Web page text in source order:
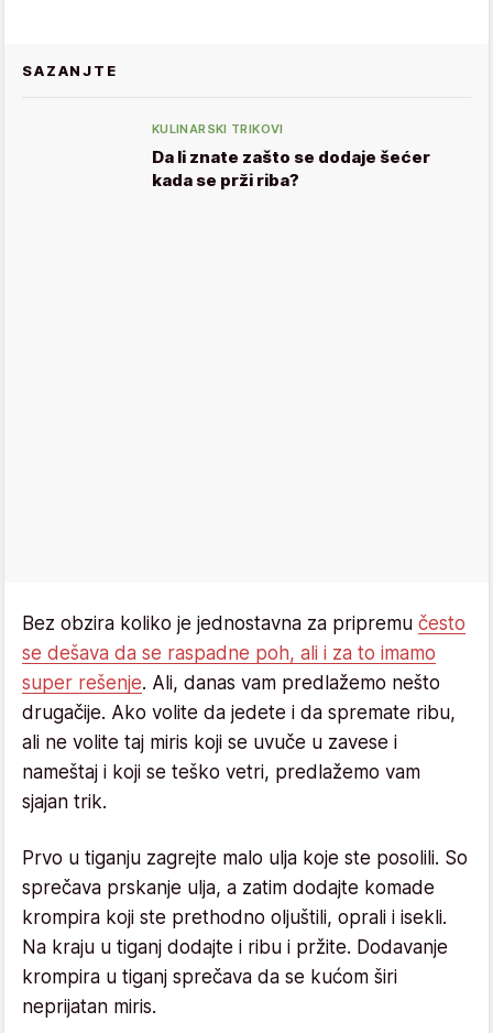
SAZANJTE
KULINARSKI TRIKOVI
Da li znate zašto se dodaje šećer
kada se prži riba?
Bez obzira koliko je jednostavna za pripremu često
se dešava da se raspadne poh, ali i za to imamo
super rešenje. Ali, danas vam predlažemo nešto
drugačije. Ako volite da jedete i da spremate ribu,
ali ne volite taj miris koji se uvuče u zavese i
nameštaj i koji se teško vetri, predlažemo vam
sjajan trik.
Prvo u tiganju zagrejte malo ulja koje ste posolili. So
sprečava prskanje ulja, a zatim dodajte komade
krompira koji ste prethodno oljuštili, oprali i isekli.
Na kraju u tiganj dodajte i ribu i pržite. Dodavanje
krompira u tiganj sprečava da se kućom širi
neprijatan miris.